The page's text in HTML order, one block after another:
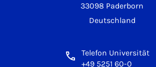
33098 Paderborn
Deutschland
Telefon Universität
+49 5251 60-0